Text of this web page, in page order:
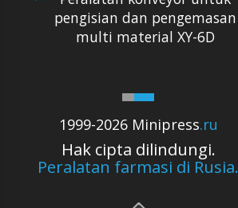
1999-2026 Minipress.ru
Hak cipta dilindungi.
Peralatan farmasi di Rusia.
pengisian dan pengemasan
multi material XY-6D